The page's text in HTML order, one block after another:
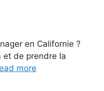
en Californie ?
et de prendre la
more